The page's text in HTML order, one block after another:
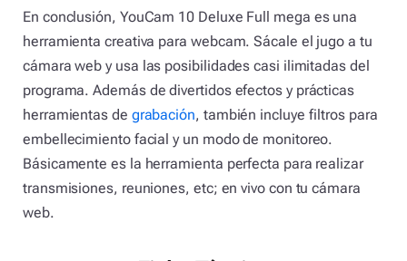
En conclusión, YouCam 10 Deluxe Full mega es una
herramienta creativa para webcam. Sácale el jugo a tu
cámara web y usa las posibilidades casi ilimitadas del
programa. Además de divertidos efectos y prácticas
herramientas de grabación, también incluye filtros para
embellecimiento facial y un modo de monitoreo.
Básicamente es la herramienta perfecta para realizar
transmisiones, reuniones, etc; en vivo con tu cámara
web.